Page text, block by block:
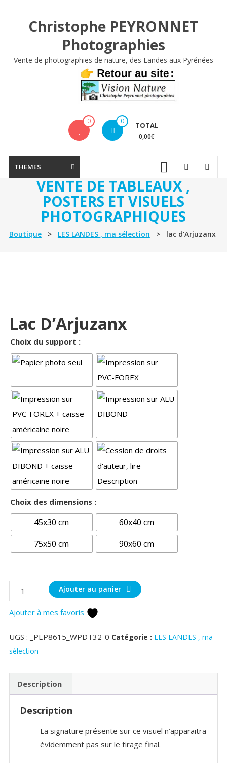
Christophe PEYRONNET
Photographies
Vente de photographies de nature, des Landes aux Pyrénées
0 0 TOTAL
0,00€
THEMES
VENTE DE TABLEAUX ,
POSTERS ET VISUELS
PHOTOGRAPHIQUES
Boutique> LES LANDES , ma sélection > lac d’Arjuzanx
Lac D’Arjuzanx
Choix du support :
Choix des dimensions :
45x30 cm
60x40 cm
75x50 cm
90x60 cm
quantité
de
lac
d'Arjuzanx
Ajouter au panier
Ajouter à mes favoris
UGS : _PEP8615_WPDT32-0 Catégorie : LES LANDES , ma
sélection
Description
Description
La signature présente sur ce visuel n’apparaitra
évidemment pas sur le tirage final.